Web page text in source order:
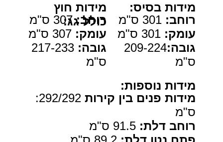
מידות בסיס:
רוחב:
עומק:
גובה:209-224
ס"מ
מידות חוץ
כולל גג: רוחב:307 ס"מ
עומק: 307 ס"מ
גובה: 217-233
ס"מ
מידות נוספות:
מידות פנים בין קירות
292/292:
ס"מ
רוחב דלת: